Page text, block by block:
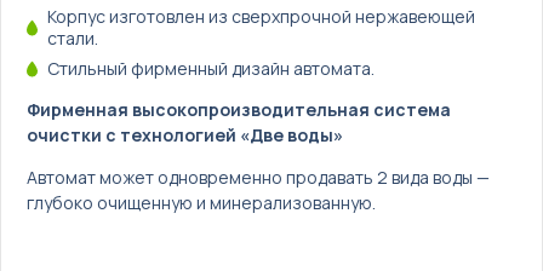
Корпус изготовлен из сверхпрочной нержавеющей
стали.
Стильный фирменный дизайн автомата.
Фирменная высокопроизводительная система
очистки с технологией «Две воды»
Автомат может одновременно продавать 2 вида воды —
глубоко очищенную и минерализованную.